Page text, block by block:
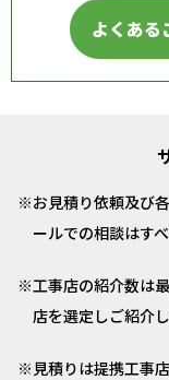
よくある
お見積り依頼及び
ールでの相談はす
工事店の紹介数は
店を選定しご紹介し
見積りは提携工事